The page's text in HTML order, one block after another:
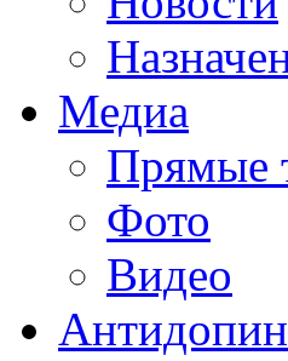
Медиа
Прямые
Фото
Видео